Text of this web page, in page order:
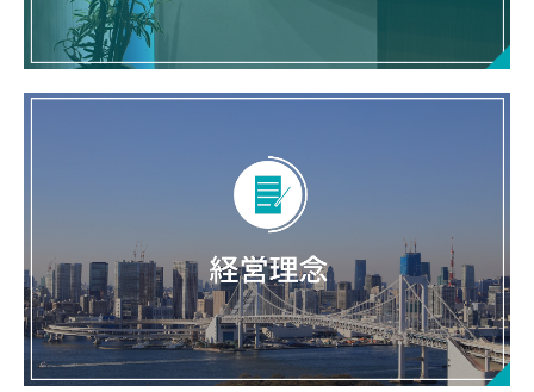
安全管理
品質管理